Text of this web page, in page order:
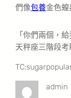
們像包養金色蝗
「你們兩個，
天秤座三階段考
admin